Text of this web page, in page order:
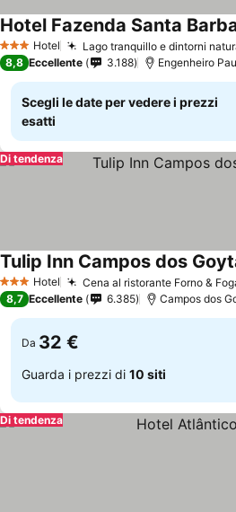
3 StelleHotel Lago tranquillo e dintorni
Hotel Fazenda Santa
8,8 Eccellente 3.188 Engenheiro
Scegli le date per vedere i prezzi
esatti
Di tendenza
3 StelleHotel Cena al ristorante Forno &
Tulip Inn Campos dos
8,7 Eccellente 6.385 Campos dos
Da 32 €
Guarda i prezzi di 10 siti
Di tendenza